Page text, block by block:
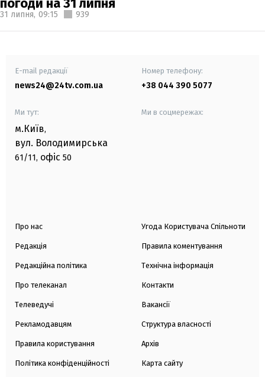
31 липня, 09:15 939
E-mail редакції
news24@24tv.com.ua
Номер телефону:
+38 044 390 5077
Ми тут:
м.Київ,
вул. Володимирська
61/11, офіс 50
Ми в соцмережах:
Про нас
Редакція
Редакційна політика
Про телеканал
Телеведучі
Рекламодавцям
Правила користування
Політика конфіденційності
Угода Користувача Спільноти
Правила коментування
Технічна інформація
Контакти
Вакансії
Структура власності
Архів
Карта сайту